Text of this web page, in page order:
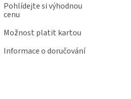
Pohlídejte si výhodnou
cenu
Možnost platit kartou
Informace o doručování